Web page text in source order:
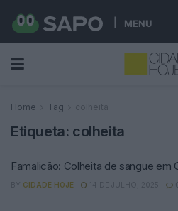
MENU
Home Tag colheita
Etiqueta: colheita
Famalicão: Colheita de sangue em
BY CIDADE HOJE 14 DE JULHO, 2025